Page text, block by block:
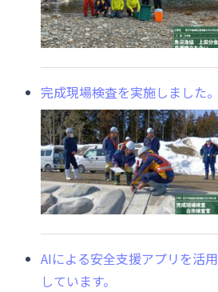
完成現場検査を実施しました。
AIによる安全支援アプリを活用
しています。